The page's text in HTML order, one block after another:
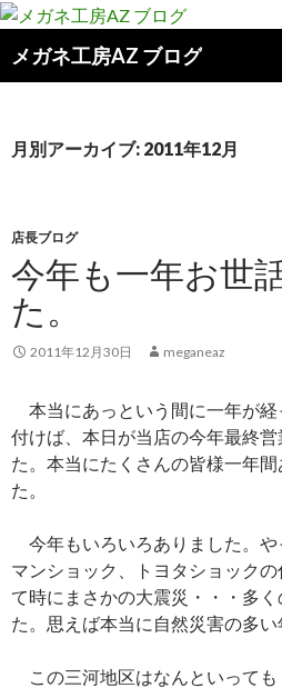
メガネ工房AZ ブログ
索
ン
キ
ッ
プ
月別アーカイブ: 2011年12月
店長ブログ
今年も一年お世
た。
2011年12月30日 meganeaz
本当にあっという間に一年が
付けば、本日が当店の今年最終
た。本当にたくさんの皆様一年
た。
今年もいろいろありました。や
マンショック、トヨタショック
て時にまさかの大震災・・・多
た。思えば本当に自然災害の多い
この三河地区はなんといって